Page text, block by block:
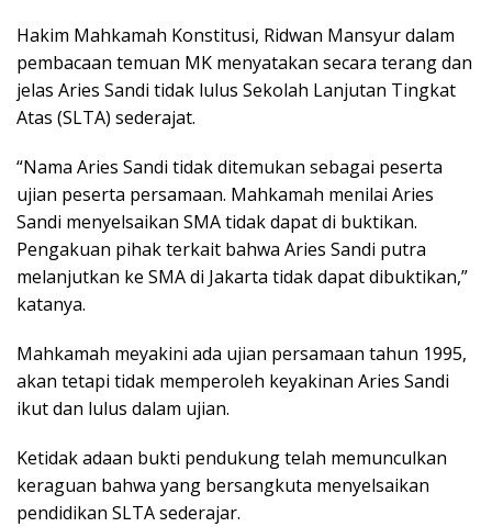
Hakim Mahkamah Konstitusi, Ridwan Mansyur dalam
pembacaan temuan MK menyatakan secara terang dan
jelas Aries Sandi tidak lulus Sekolah Lanjutan Tingkat
Atas (SLTA) sederajat.
“Nama Aries Sandi tidak ditemukan sebagai peserta
ujian peserta persamaan. Mahkamah menilai Aries
Sandi menyelsaikan SMA tidak dapat di buktikan.
Pengakuan pihak terkait bahwa Aries Sandi putra
melanjutkan ke SMA di Jakarta tidak dapat dibuktikan,”
katanya.
Mahkamah meyakini ada ujian persamaan tahun 1995,
akan tetapi tidak memperoleh keyakinan Aries Sandi
ikut dan lulus dalam ujian.
Ketidak adaan bukti pendukung telah memunculkan
keraguan bahwa yang bersangkuta menyelsaikan
pendidikan SLTA sederajar.